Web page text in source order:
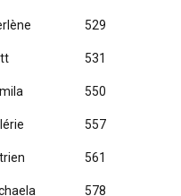
529
531
550
557
561
578